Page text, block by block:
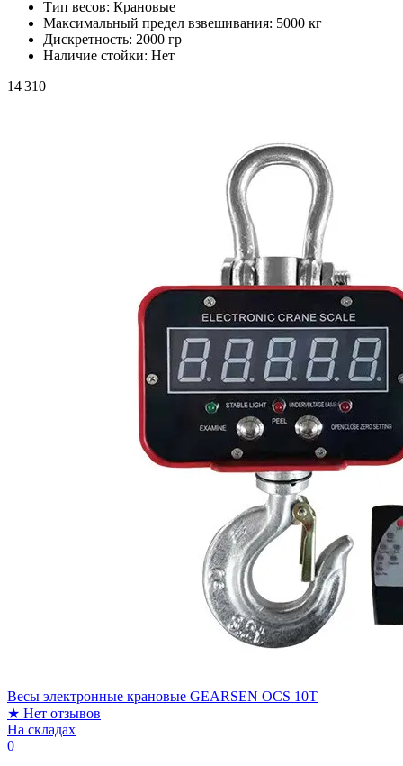
Тип весов: Крановые
Максимальный предел взвешивания: 5000 кг
Дискретность: 2000 гр
Наличие стойки: Нет
14 310
Весы электронные крановые GEARSEN OCS 10T
★ Нет отзывов
На складах
0